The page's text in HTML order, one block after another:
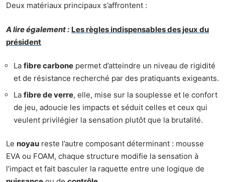
Deux matériaux principaux s’affrontent :
A lire également : Les règles indispensables des jeux du
président
La fibre carbone permet d’atteindre un niveau de rigidité
et de résistance recherché par des pratiquants exigeants.
La fibre de verre, elle, mise sur la souplesse et le confort
de jeu, adoucie les impacts et séduit celles et ceux qui
veulent privilégier la sensation plutôt que la brutalité.
Le noyau reste l’autre composant déterminant : mousse
EVA ou FOAM, chaque structure modifie la sensation à
l’impact et fait basculer la raquette entre une logique de